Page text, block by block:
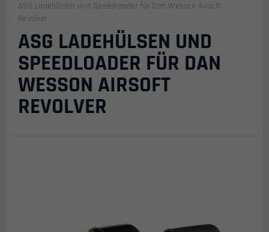
ASG Ladehülsen und Speedloader für Dan Wesson Airsoft
Revolver
ASG LADEHÜLSEN UND
SPEEDLOADER FÜR DAN
WESSON AIRSOFT
REVOLVER